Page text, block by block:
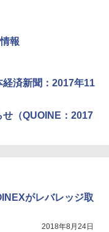
報
済新聞：2017年11
せ（QUOINE：2017
がレバレッジ取
2018年8月24日